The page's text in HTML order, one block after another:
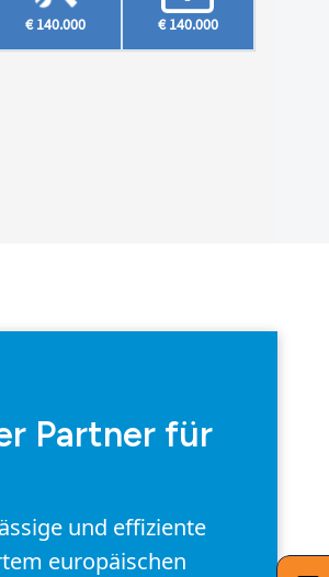
Partner für
und effiziente
europäischen